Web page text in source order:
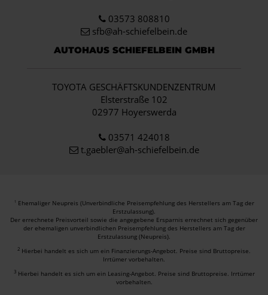
03573 808810
sfb@ah-schiefelbein.de
AUTOHAUS SCHIEFELBEIN GMBH
TOYOTA GESCHÄFTSKUNDENZENTRUM
Elsterstraße 102
02977 Hoyerswerda
03571 424018
t.gaebler@ah-schiefelbein.de
1 Ehemaliger Neupreis (Unverbindliche Preisempfehlung des Herstellers am Tag der
Erstzulassung).
Der errechnete Preisvorteil sowie die angegebene Ersparnis errechnet sich gegenüber
der ehemaligen unverbindlichen Preisempfehlung des Herstellers am Tag der
Erstzulassung (Neupreis).
2 Hierbei handelt es sich um ein Finanzierungs-Angebot. Preise sind Bruttopreise.
Irrtümer vorbehalten.
3 Hierbei handelt es sich um ein Leasing-Angebot. Preise sind Bruttopreise. Irrtümer
vorbehalten.